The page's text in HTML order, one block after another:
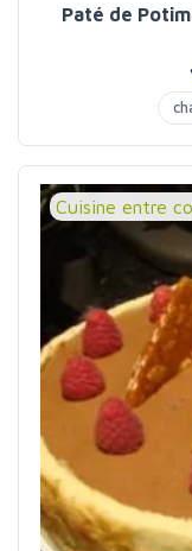
Paté de
Cuisine entre